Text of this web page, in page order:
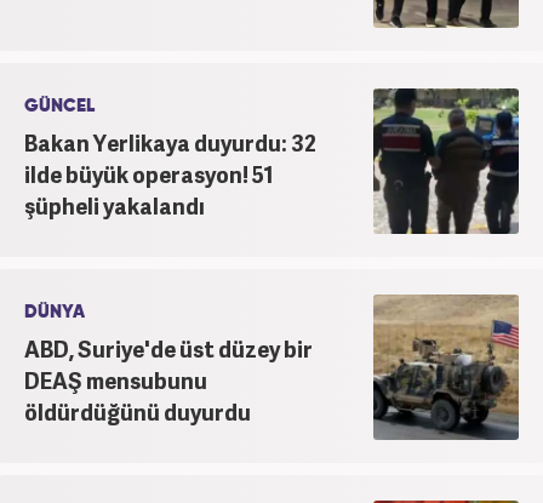
GÜNCEL
Bakan Yerlikaya duyurdu: 32
ilde büyük operasyon! 51
şüpheli yakalandı
DÜNYA
ABD, Suriye'de üst düzey bir
DEAŞ mensubunu
öldürdüğünü duyurdu